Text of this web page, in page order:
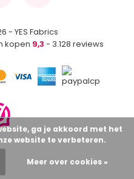
- YES Fabrics
kopen 9,3 - 3.128 reviews
ga je akkoord met het
website te verbeteren.
Meer over cookies »